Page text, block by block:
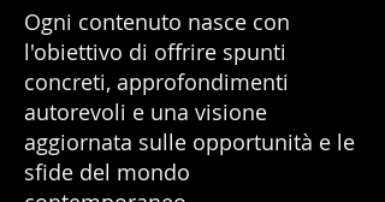
Ogni contenuto nasce con
l'obiettivo di offrire spunti
concreti, approfondimenti
autorevoli e una visione
aggiornata sulle opportunità e le
sfide del mondo